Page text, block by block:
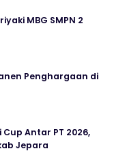
MBG SMPN 2
Penghargaan di
Antar PT 2026,
Jepara